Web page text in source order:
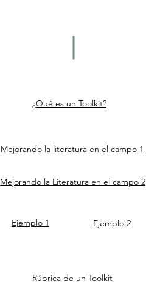
¿Qué es un Toolkit?
Mejorando la literatura en el campo 1
Mejorando la Literatura en el campo 2
Ejemplo 1 Ejemplo 2
Rúbrica de un Toolkit